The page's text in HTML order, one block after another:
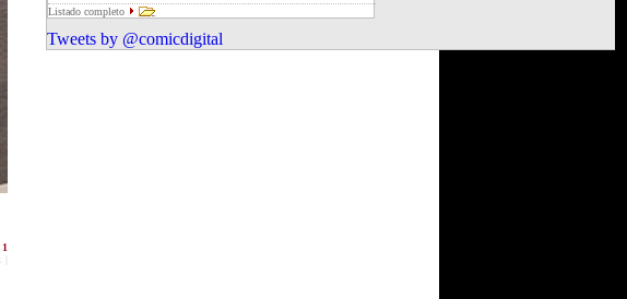
1
Listado completo
Tweets by @comicdigital